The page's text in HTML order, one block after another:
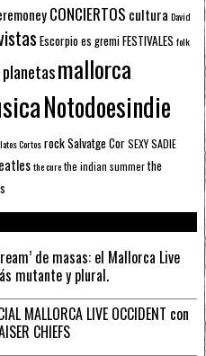
CONCIERTOS cultura David
Escorpioes gremiFESTIVALES folk
mallorca
Notodoesindie
CortosrockSalvatge CorSEXY SADIE
the curethe indian summerthe
de masas: el Mallorca Live
mutante y plural.
MALLORCA LIVE OCCIDENT con
CHIEFS